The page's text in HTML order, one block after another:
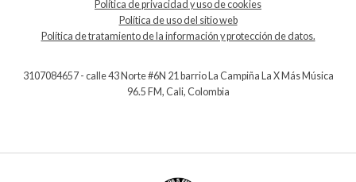
Política de privacidad y uso de cookies
Política de uso del sitio web
Política de tratamiento de la información y protección de datos.
3107084657 - calle 43 Norte #6N 21 barrio La Campiña La X Más Música
96.5 FM, Cali, Colombia